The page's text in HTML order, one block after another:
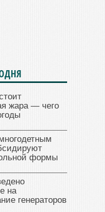
жара — чего
формы
на
генераторов